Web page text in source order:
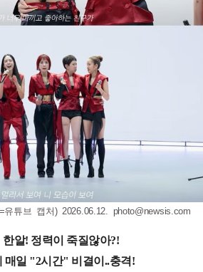
유튜브 캡처) 2026.06.12. photo@newsis.com